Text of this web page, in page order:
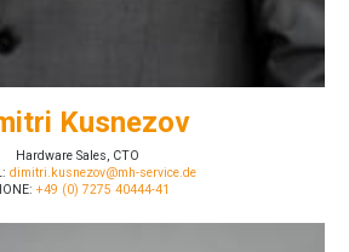
Kusnezov
Hardware Sales, CTO
dimitri.kusnezov@mh-service.de
+49 (0) 7275 40444-41